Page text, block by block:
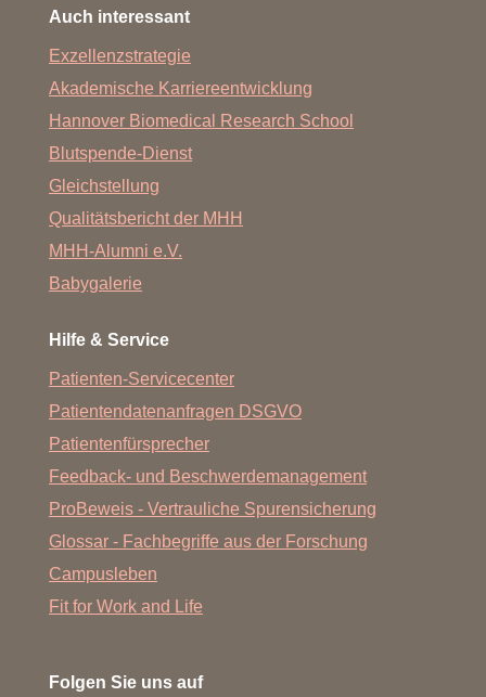
Auch interessant
Exzellenzstrategie
Akademische Karriereentwicklung
Hannover Biomedical Research School
Blutspende-Dienst
Gleichstellung
Qualitätsbericht der MHH
MHH-Alumni e.V.
Babygalerie
Hilfe & Service
Patienten-Servicecenter
Patientendatenanfragen DSGVO
Patientenfürsprecher
Feedback- und Beschwerdemanagement
ProBeweis - Vertrauliche Spurensicherung
Glossar - Fachbegriffe aus der Forschung
Campusleben
Fit for Work and Life
Folgen Sie uns auf